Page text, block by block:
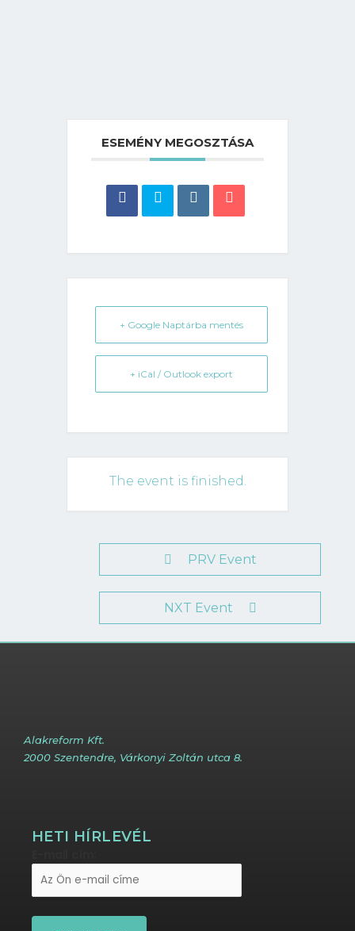
ESEMÉNY MEGOSZTÁSA
+ Google Naptárba mentés
+ iCal / Outlook export
The event is finished.
PRV Event
NXT Event
Alakreform Kft.
2000 Szentendre, Várkonyi Zoltán utca 8.
HETI HÍRLEVÉL